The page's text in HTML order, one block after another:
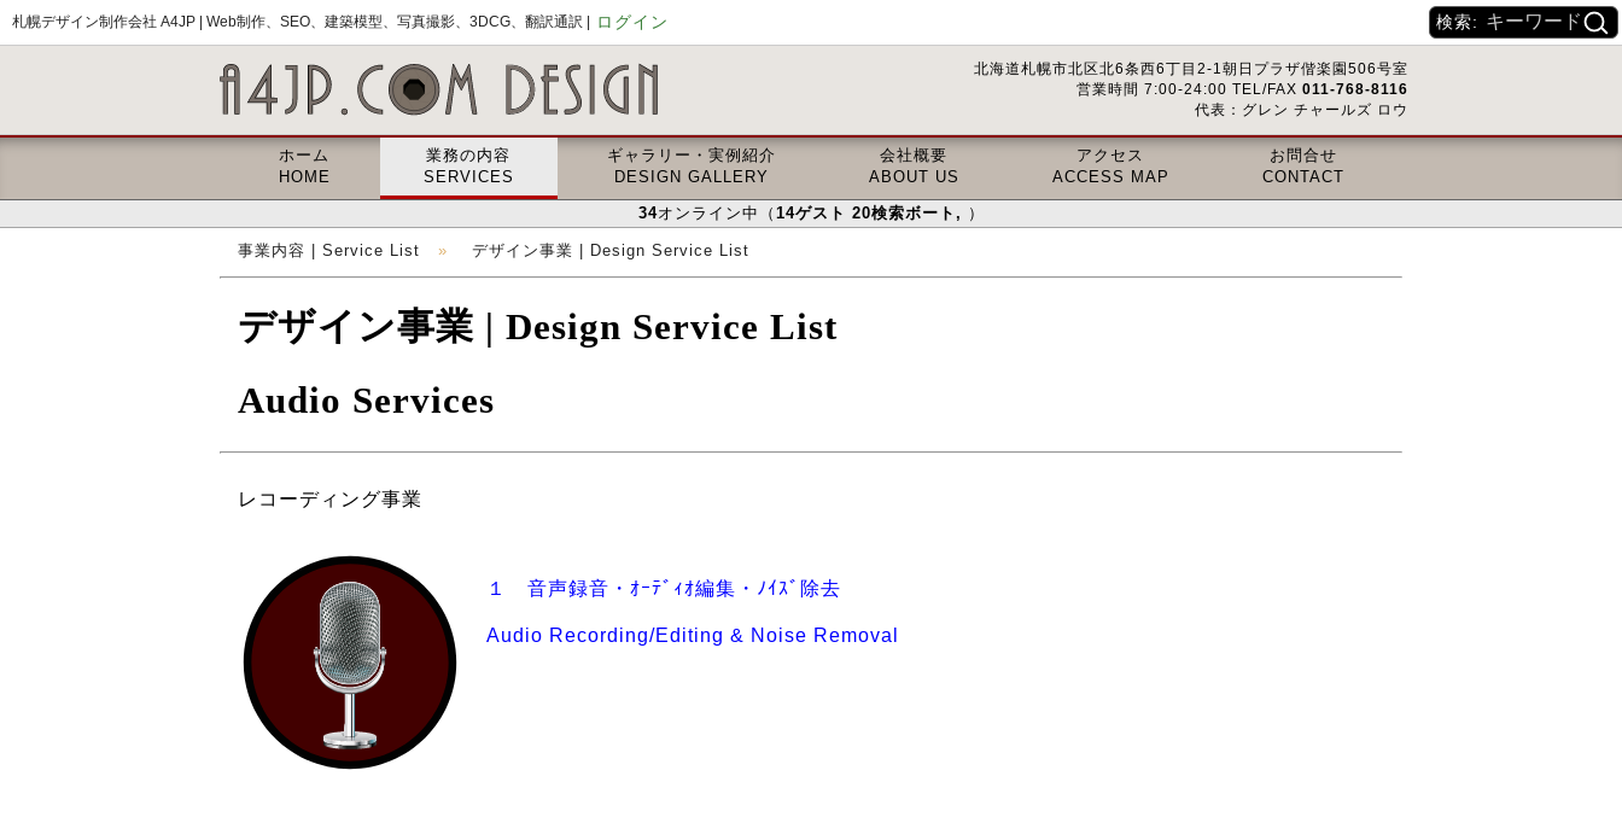
札幌デザイン制作会社 A4JP | Web制作、SEO、建築模型、写真撮影、3DCG、翻訳通訳 | ログイン 検索:
北海道札幌市北区北6条西6丁目2-1朝日プラザ偕楽園506号室
営業時間 7:00-24:00 TEL/FAX 011-768-8116
代表：グレン チャールズ ロウ
ホーム
HOME
業務の内容
SERVICES
ギャラリー・実例紹介
DESIGN GALLERY
会社概要
ABOUT US
アクセス
ACCESS MAP
お問合せ
CONTACT
34オンライン中（ 14ゲスト 20検索ボート , ）
事業内容 | Service List » デザイン事業 | Design Service List
デザイン事業 | Design Service List
Audio Services
レコーディング事業
１ 音声録音・ｵｰﾃﾞｨｵ編集・ﾉｲｽﾞ除去
Audio Recording/Editing & Noise Removal